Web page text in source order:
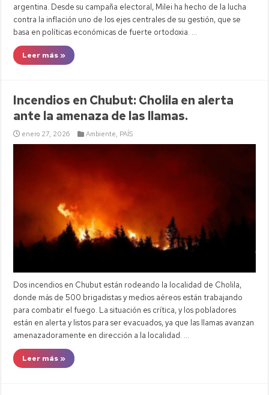
argentina. Desde su campaña electoral, Milei ha hecho de la lucha
contra la inflación uno de los ejes centrales de su gestión, que se
basa en políticas económicas de fuerte ortodoxia. …
Leer más »
Incendios en Chubut: Cholila en alerta
ante la amenaza de las llamas.
enero 27, 2026 Ambiente PAÍS
Dos incendios en Chubut están rodeando la localidad de Cholila,
donde más de 500 brigadistas y medios aéreos están trabajando
para combatir el fuego. La situación es crítica, y los pobladores
están en alerta y listos para ser evacuados, ya que las llamas avanzan
amenazadoramente en dirección a la localidad. …
Leer más »